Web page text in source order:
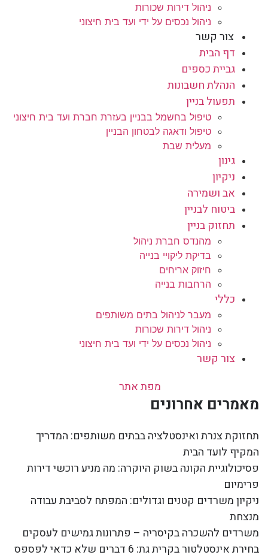
ניהול דירות שכורות
ניהול נכסים על ידי ועד בית חיצוני
צור קשר
דף הבית
גביית כספים
הנהלת חשבונות
תפעול בניין
טיפול בחשמל בבניין בעזרת חברת ועד בית חיצוני
טיפול ודאגה לבטחון הבניין
מעלית שבת
גינון
ניקיון
אב ושמירה
ביטוח לבניין
תחזוק בניין
מהנדס חברת ניהול
בדיקת ליקויי בנייה
חיזוק אריחים
הרחבות בנייה
כללי
מעבר לניהול בתים משותפים
ניהול דירות שכורות
ניהול נכסים על ידי ועד בית חיצוני
צור קשר
מפת אתר
מאמרים אחרונים
תחזוקת צנרת ואינסטלציה בבתים משותפים: המדריך
המקיף לועד הבית
פסיכולוגיית הקונה בשוק היוקרה: מה מניע רוכשי דירות
פרימיום
ניקיון משרדים קטנים וגדולים: המפתח לסביבת עבודה
מנצחת
משרדים להשכרה בקיסריה – פתרונות גמישים לעסקים
בחירת אינסטלטור בקרית גת: 6 דברים שלא כדאי לפספס